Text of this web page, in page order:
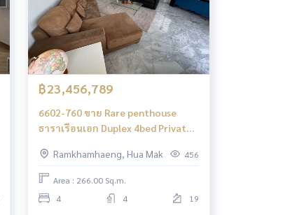
฿23,456,789
6602-760 ขาย Rare penthouse
ธาราเรือนเอก Duplex 4bed Private
Ramkhamhaeng, Hua Mak
456
Area : 266.00 Sq.m.
4
4 19